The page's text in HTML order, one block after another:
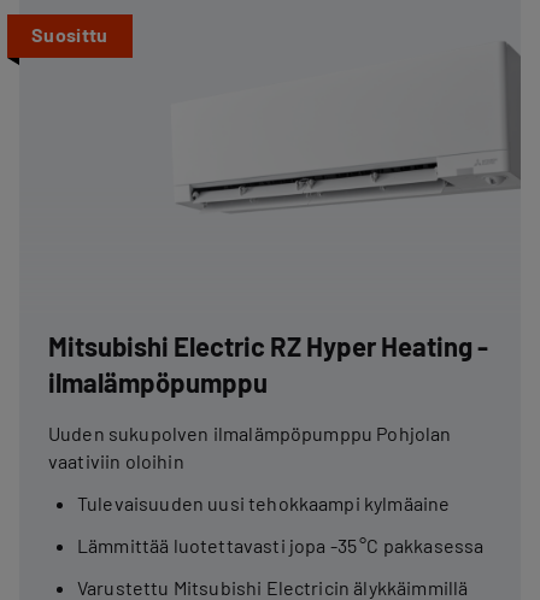
Suosittu
Mitsubishi Electric RZ Hyper Heating -
ilmalämpöpumppu
Uuden sukupolven ilmalämpöpumppu Pohjolan
vaativiin oloihin
Tulevaisuuden uusi tehokkaampi kylmäaine
Lämmittää luotettavasti jopa -35 °C pakkasessa
Varustettu Mitsubishi Electricin älykkäimmillä